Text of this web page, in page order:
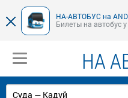
НА-АВТОБУС на
Билеты на автобус
НА